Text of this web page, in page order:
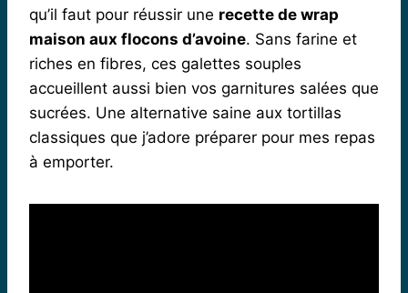
qu’il faut pour réussir une recette de wrap
maison aux flocons d’avoine. Sans farine et
riches en fibres, ces galettes souples
accueillent aussi bien vos garnitures salées que
sucrées. Une alternative saine aux tortillas
classiques que j’adore préparer pour mes repas
à emporter.